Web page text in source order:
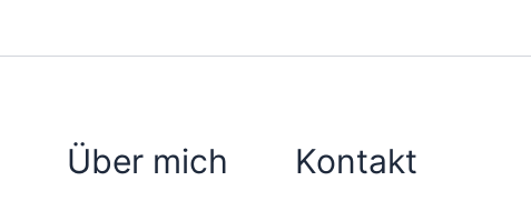
Über mich Kontakt